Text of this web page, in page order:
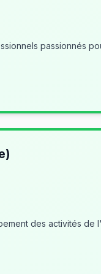
des activités de